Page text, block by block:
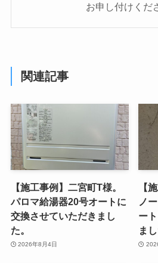
お申し付けくだ
関連記事
【施工事例】二宮町T様。
パロマ給湯器20号オートに
交換させていただきまし
た。
2026年8月4日
【
ノ
ー
まし